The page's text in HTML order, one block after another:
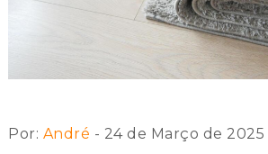
Por: André - 24 de Março de 2025